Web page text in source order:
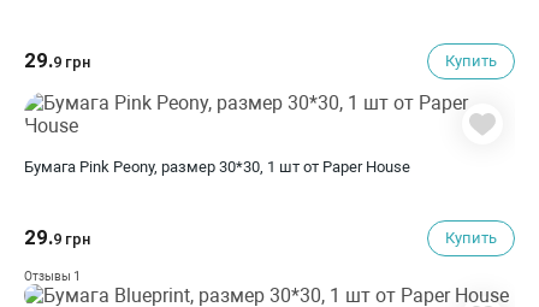
29.9 грн Купить
Бумага Pink Peony, размер 30*30, 1 шт от Paper House
29.9 грн Купить
Отзывы 1